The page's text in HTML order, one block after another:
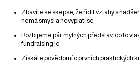
Zbavíte se skepse, že řídit vztahy s
nemá smysl a nevyplatí se.
Rozbijeme pár mylných představ, co to
fundraising je.
Získáte povědomí o prvních praktických